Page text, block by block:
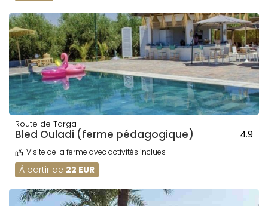
Route de Targa
Bled Ouladi (ferme pédagogique) 4.9
Visite de la ferme avec activités inclues
À partir de 22 EUR